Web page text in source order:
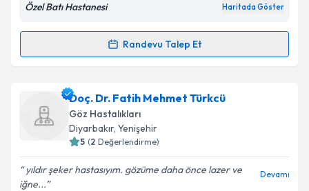
Kişisel verilerimin işlenmesine ilişkinAydınlatma
Takvim Talebini Gönder
Özel Batı Hastanesi Haritada Göster
Randevu Talep Et
Randevu Takvimi Talebi
Op. Dr. Eyyüp Doğaniçin randevu takvimi talebi
oluşturun. Size bu uzmandan randevu almanız için bir
takvim hazırlandığında e-posta ile bilgilendireceğiz.
Doç. Dr. Fatih Mehmet Türkcü
Göz Hastalıkları
Diyarbakır, Yenişehir
5 (2 Değerlendirme)
yıldır şeker hastasıyım. gözüme daha önce lazer ve
iğne...
Devamı